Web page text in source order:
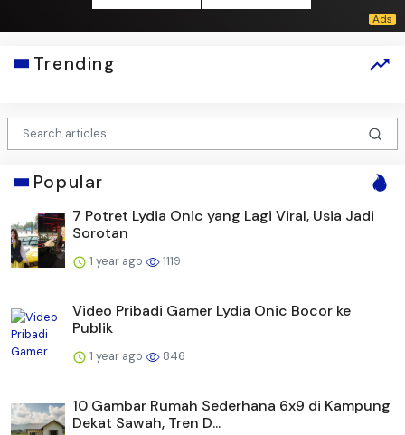
Trending
Popular
7 Potret Lydia Onic yang Lagi Viral, Usia Jadi
Sorotan
1 year ago 1119
Video Pribadi Gamer Lydia Onic Bocor ke
Publik
1 year ago 846
10 Gambar Rumah Sederhana 6x9 di Kampung
Dekat Sawah, Tren D...